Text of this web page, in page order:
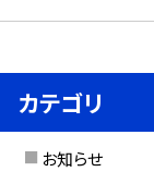
カテゴリ
お知らせ